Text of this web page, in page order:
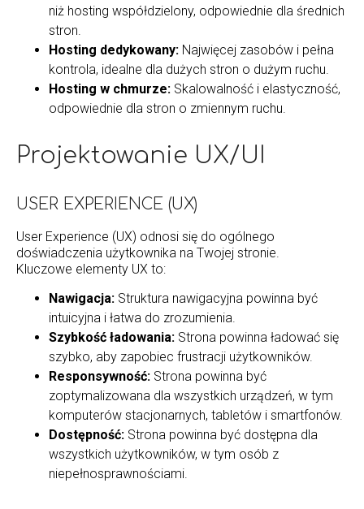
niż hosting współdzielony, odpowiednie dla średnich
stron.
Hosting dedykowany: Najwięcej zasobów i pełna
kontrola, idealne dla dużych stron o dużym ruchu.
Hosting w chmurze: Skalowalność i elastyczność,
odpowiednie dla stron o zmiennym ruchu.
Projektowanie UX/UI
USER EXPERIENCE (UX)
User Experience (UX) odnosi się do ogólnego
doświadczenia użytkownika na Twojej stronie.
Kluczowe elementy UX to:
Nawigacja: Struktura nawigacyjna powinna być
intuicyjna i łatwa do zrozumienia.
Szybkość ładowania: Strona powinna ładować się
szybko, aby zapobiec frustracji użytkowników.
Responsywność: Strona powinna być
zoptymalizowana dla wszystkich urządzeń, w tym
komputerów stacjonarnych, tabletów i smartfonów.
Dostępność: Strona powinna być dostępna dla
wszystkich użytkowników, w tym osób z
niepełnosprawnościami.